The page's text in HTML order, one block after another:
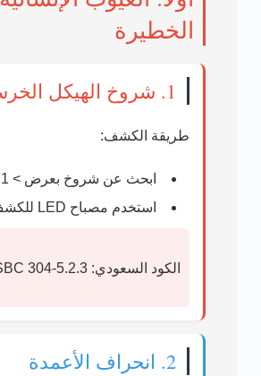
الخطيرة
1. شروخ الهيكل الخرساني
طريقة الكشف:
ابحث عن شروخ بعرض > 1 مم
استخدم مصباح LED للكشف
الكود السعودي:
2. انحراف الأعمدة